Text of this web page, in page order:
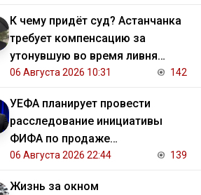
К чему придёт суд? Астанчанка
требует компенсацию за
утонувшую во время ливня
иномарку
06 Августа 2026 10:31 142
УЕФА планирует провести
расследование инициативы
ФИФА по продаже
коммерческих прав на ЧМ
06 Августа 2026 22:44 139
Жизнь за окном